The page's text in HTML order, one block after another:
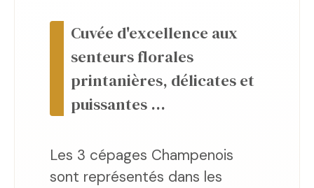
Cuvée d'excellence aux
senteurs florales
printanières, délicates et
puissantes ...
Les 3 cépages Champenois
sont représentés dans les